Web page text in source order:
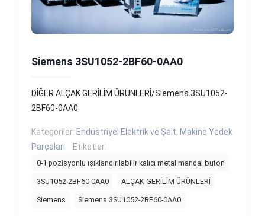
Siemens 3SU1052-2BF60-0AA0
DİĞER ALÇAK GERİLİM ÜRÜNLERİ/Siemens 3SU1052-
2BF60-0AA0
Kategoriler: Endüstriyel Elektrik ve Şalt, Makine Yedek
Parçaları
Etiketler:
0-1 pozisyonlu ışıklandırılabilir kalıcı metal mandal buton
3SU1052-2BF60-0AA0 ALÇAK GERİLİM ÜRÜNLERİ
Siemens Siemens 3SU1052-2BF60-0AA0